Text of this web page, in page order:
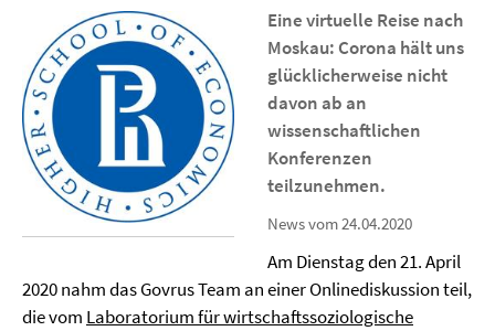
Eine virtuelle Reise nach
Moskau: Corona hält uns
glücklicherweise nicht
davon ab an
wissenschaftlichen
Konferenzen
teilzunehmen.
News vom 24.04.2020
Am Dienstag den 21. April
2020 nahm das Govrus Team an einer Onlinediskussion teil,
die vom Laboratorium für wirtschaftssoziologische